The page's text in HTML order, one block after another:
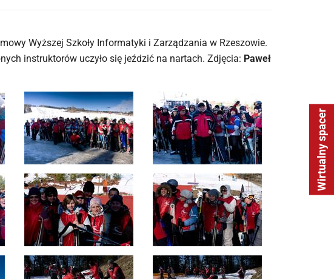
Wirtualny spacer
Wyższej Szkoły Informatyki i Zarządzania w Rzeszowie.
instruktorów uczyło się jeździć na nartach. Zdjęcia: Paweł